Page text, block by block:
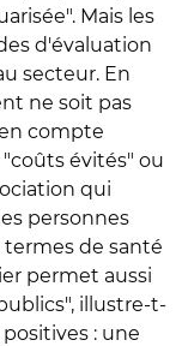
Mais les
d'évaluation
secteur. En
ne soit pas
compte
évités" ou
qui
personnes
de santé
permet aussi
illustre-t-
: une